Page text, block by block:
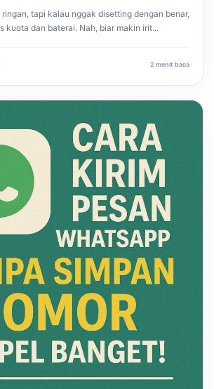
tapi kalau nggak disetting dengan benar,
kuota dan baterai. Nah, biar makin irit...
2 menit baca